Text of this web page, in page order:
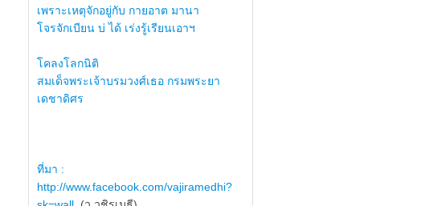
เพราะเหตุจักอยู่กับ กายอาต มานา
โจรจักเบียน บ่ ได้ เร่งรู้เรียนเอาฯ
โคลงโลกนิติ
สมเด็จพระเจ้าบรมวงศ์เธอ กรมพระยา
เดชาดิศร
ที่มา :
http://www.facebook.com/vajiramedhi?